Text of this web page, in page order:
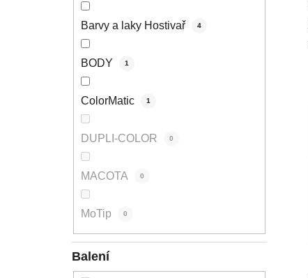
Barvy a laky Hostivař 4
BODY 1
ColorMatic 1
DUPLI-COLOR 0
MACOTA 0
MoTip 0
Balení